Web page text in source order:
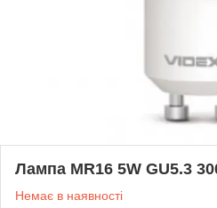
Лампа MR16 5W GU5.3
Немає в наявності